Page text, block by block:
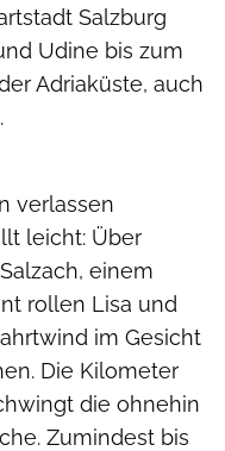
Salzburg
Udine bis zum
Adriaküste, auch
verlassen
leicht: Über
einem
rollen Lisa und
im Gesicht
Die Kilometer
die ohnehin
Zumindest bis